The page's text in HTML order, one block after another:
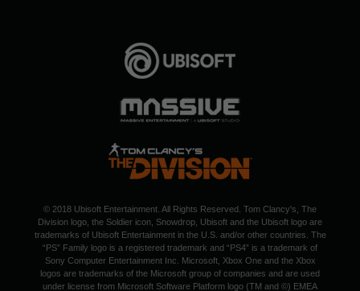
© 2018 Ubisoft Entertainment. All Rights Reserved. Tom Clancy's, The
Division logo, the Soldier icon, Snowdrop, Ubisoft and the Ubisoft logo are
trademarks of Ubisoft Entertainment in the U.S. and/or other countries. The
“PS” Family logo is a registered trademark and “PS4” is a trademark of
Sony Computer Entertainment Inc. Microsoft, Xbox One and the Xbox
logos are trademarks of the Microsoft group of companies and are used
under license from Microsoft Software Platform logo (TM and ©) EMEA